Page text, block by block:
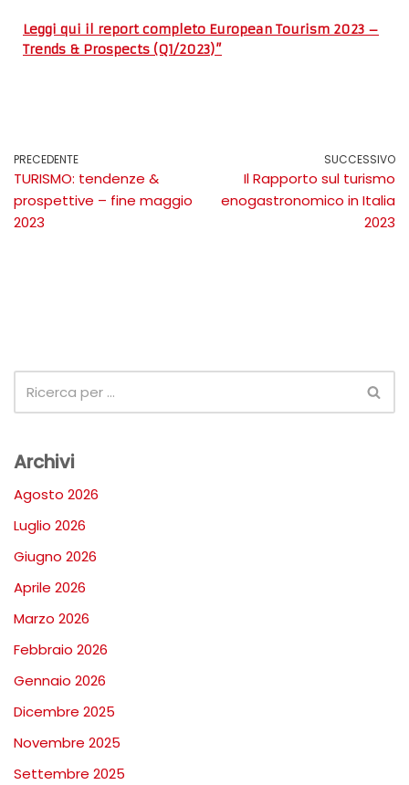
Leggi qui il report completo European Tourism 2023 –
Trends & Prospects (Q1/2023)”
PRECEDENTE
TURISMO: tendenze &
prospettive – fine maggio
2023
SUCCESSIVO
Il Rapporto sul turismo
enogastronomico in Italia
2023
Archivi
Agosto 2026
Luglio 2026
Giugno 2026
Aprile 2026
Marzo 2026
Febbraio 2026
Gennaio 2026
Dicembre 2025
Novembre 2025
Settembre 2025